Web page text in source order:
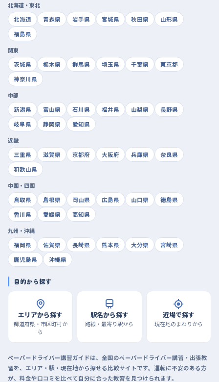
北海道・東北
北海道
青森県 岩手県 宮城県 秋田県
山形県
福島県
関東
茨城県
栃木県 群馬県 埼玉県 千葉県
東京都
神奈川県
中部
新潟県
富山県 石川県 福井県 山梨県
長野県
岐阜県
静岡県 愛知県
近畿
三重県
滋賀県 京都府 大阪府 兵庫県
奈良県
和歌山県
中国・四国
鳥取県
島根県 岡山県 広島県 山口県
徳島県
香川県
愛媛県 高知県
九州・沖縄
福岡県
佐賀県 長崎県 熊本県 大分県
宮崎県
鹿児島県
沖縄県
目的から探す
エリアから探す
都道府県・市区町村か
ら
駅名から探す
路線・最寄り駅から
近場で探す
現在地のまわりから
ペーパードライバー講習ガイドは、全国のペーパードライバー講習・出張教
習を、エリア・駅・現在地から探せる比較サイトです。運転に不安のある方
が、料金や口コミを比べて自分に合った教習を見つけられます。